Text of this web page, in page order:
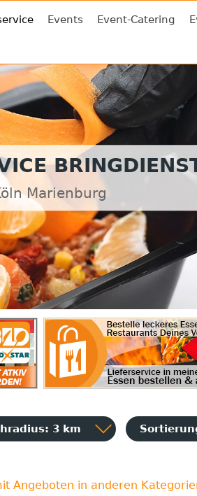
Events Event-Catering
Marienburg
3 km
Angeboten in anderen